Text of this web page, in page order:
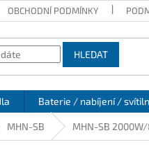
OBCHODNÍ PODMÍNKY
HLEDAT
Baterie / nabíjení /
MHN-SB MHN-SB